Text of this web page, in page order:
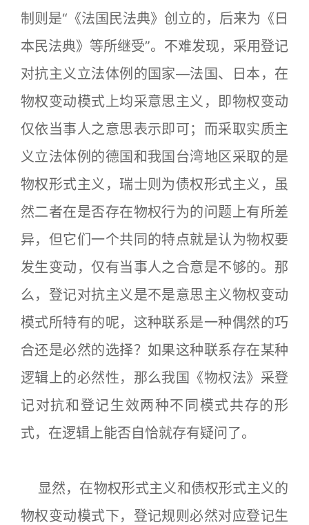
制则是“《法国民法典》创立的，后来为《日
本民法典》等所继受”。不难发现，采用登记
对抗主义立法体例的国家—法国、日本，在
物权变动模式上均采意思主义，即物权变动
仅依当事人之意思表示即可；而采取实质主
义立法体例的德国和我国台湾地区采取的是
物权形式主义，瑞士则为债权形式主义，虽
然二者在是否存在物权行为的问题上有所差
异，但它们一个共同的特点就是认为物权要
发生变动，仅有当事人之合意是不够的。那
么，登记对抗主义是不是意思主义物权变动
模式所特有的呢，这种联系是一种偶然的巧
合还是必然的选择？如果这种联系存在某种
逻辑上的必然性，那么我国《物权法》采登
记对抗和登记生效两种不同模式共存的形
式，在逻辑上能否自恰就存有疑问了。
显然，在物权形式主义和债权形式主义的
物权变动模式下，登记规则必然对应登记生